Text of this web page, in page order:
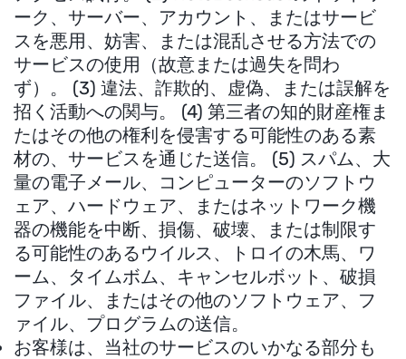
ーク、サーバー、アカウント、またはサービ
スを悪用、妨害、または混乱させる方法での
サービスの使用（故意または過失を問わ
ず）。 (3) 違法、詐欺的、虚偽、または誤解を
招く活動への関与。 (4) 第三者の知的財産権ま
たはその他の権利を侵害する可能性のある素
材の、サービスを通じた送信。 (5) スパム、大
量の電子メール、コンピューターのソフトウ
ェア、ハードウェア、またはネットワーク機
器の機能を中断、損傷、破壊、または制限す
る可能性のあるウイルス、トロイの木馬、ワ
ーム、タイムボム、キャンセルボット、破損
ファイル、またはその他のソフトウェア、フ
ァイル、プログラムの送信。
お客様は、当社のサービスのいかなる部分も